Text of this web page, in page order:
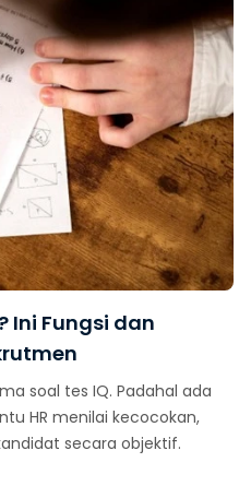
Ini Fungsi dan
soal tes IQ. Padahal ada
HR menilai kecocokan,
secara objektif.